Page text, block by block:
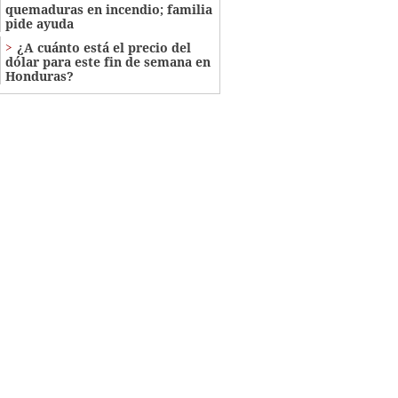
quemaduras en incendio; familia
pide ayuda
¿A cuánto está el precio del
dólar para este fin de semana en
Honduras?